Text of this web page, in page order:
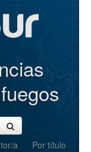
a Por título